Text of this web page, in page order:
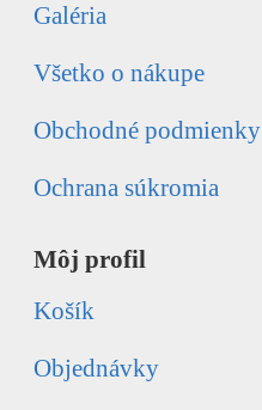
Galéria
Všetko o nákupe
Obchodné podmienky
Ochrana súkromia
Môj profil
Košík
Objednávky